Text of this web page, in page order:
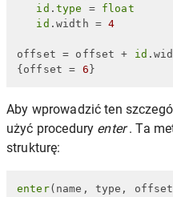
id . type = float
id .width = 4
offset = offset + id
{offset = 6 }
Aby wprowadzić ten
użyć procedury enter. Ta
strukturę:
enter(name, type,